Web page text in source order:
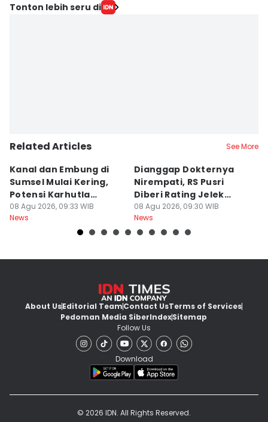
Tonton lebih seru di
Related Articles See More
Kanal dan Embung di
Sumsel Mulai Kering,
Potensi Karhutla
Meningkat
08 Agu 2026, 09:33 WIB
News
Dianggap Dokternya
Nirempati, RS Pusri
Diberi Rating Jelek
Warga Net
08 Agu 2026, 09:30 WIB
News
About UsEditorial TeamContact UsTerms of Services
Pedoman Media SiberIndexSitemap
Follow Us
Download
© 2026 IDN. All Rights Reserved.